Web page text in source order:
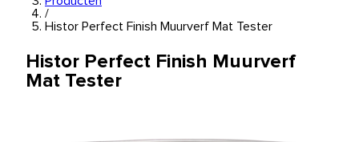
/
Histor Perfect Finish Muurverf Mat Tester
Histor Perfect Finish Muurverf
Mat Tester